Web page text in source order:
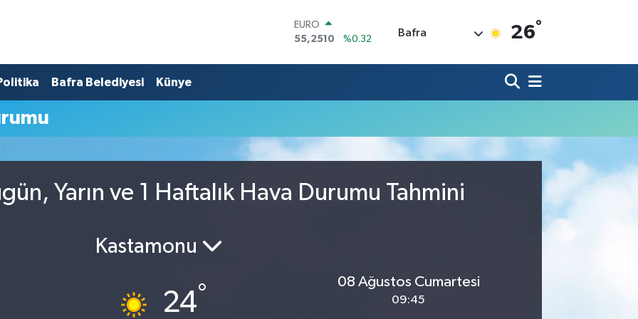
EURO
55,2510
%0.32
BITCOIN
64.959,79
47,7436
Bafra 26°
Bafra Belediyesi Künye
Yarın ve 1 Haftalık Hava Durumu Tahmini
Kastamonu
24°
08 Ağustos Cumartesi
09:45